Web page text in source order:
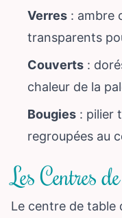
Verres : ambre
transparents
Couverts :
chaleur de la
Bougies : pilier
regroupées au
Les Centres
Le centre de table